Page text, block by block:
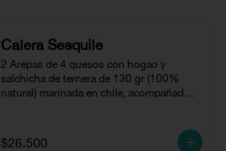
Calera Sesquilé
2 Arepas de 4 quesos con hogao y
salchicha de ternera de 130 gr (100%
natural) marinada en chile, acompañado
$26.500